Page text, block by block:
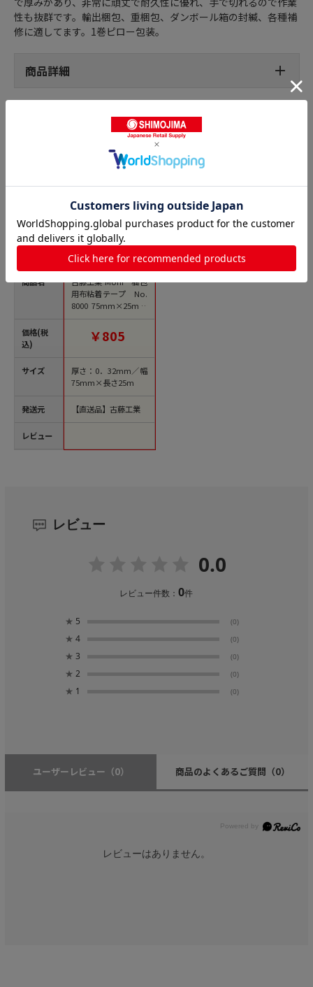
性も抜群です。輸出梱包、重梱包、ダンボール箱の封緘、各種補
修に適してます。1巻ピロー包装。
商品詳細
布テープの人気商品との比較
商品名
価格(税
込)
サイズ
発送元
レビュー
古藤工業 Monf 梱包
用布粘着テープ No.
8000 75mm×25m 1
巻（ご注文単位24
￥805
厚さ：0．32mm／幅
75mm×長さ25m
【直送品】古藤工業
レビュー
0.0
レビュー件数：0件
★ 5 (0)
★ 4 (0)
★ 3 (0)
★ 2 (0)
★ 1 (0)
ユーザーレビュー （0） 商品のよくあるご質問 （0）
レビューはありません。